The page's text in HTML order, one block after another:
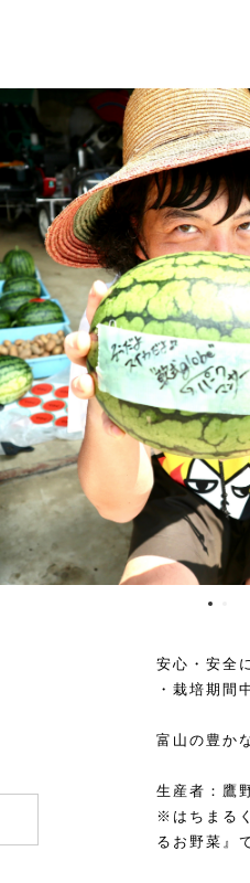
安心・安全
・栽培期間
富山の豊か
生産者：鷹
※はちまる
るお野菜』